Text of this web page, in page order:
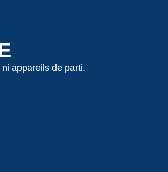
appareils de parti.